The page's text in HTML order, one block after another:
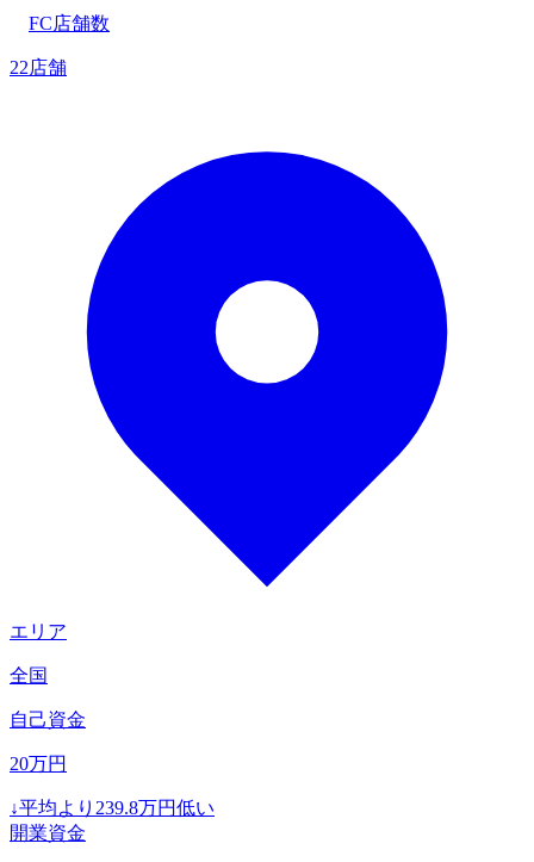
FC店舗数
22店舗
エリア
全国
自己資金
20万円
↓平均より 239.8万円低い
開業資金